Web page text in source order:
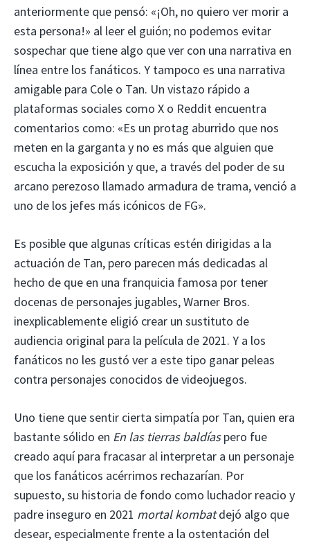
anteriormente que pensó: «¡Oh, no quiero ver morir a
esta persona!» al leer el guión; no podemos evitar
sospechar que tiene algo que ver con una narrativa en
línea entre los fanáticos. Y tampoco es una narrativa
amigable para Cole o Tan. Un vistazo rápido a
plataformas sociales como X o Reddit encuentra
comentarios como: «Es un protag aburrido que nos
meten en la garganta y no es más que alguien que
escucha la exposición y que, a través del poder de su
arcano perezoso llamado armadura de trama, venció a
uno de los jefes más icónicos de FG».
Es posible que algunas críticas estén dirigidas a la
actuación de Tan, pero parecen más dedicadas al
hecho de que en una franquicia famosa por tener
docenas de personajes jugables, Warner Bros.
inexplicablemente eligió crear un sustituto de
audiencia original para la película de 2021. Y a los
fanáticos no les gustó ver a este tipo ganar peleas
contra personajes conocidos de videojuegos.
Uno tiene que sentir cierta simpatía por Tan, quien era
bastante sólido en En las tierras baldíaspero fue
creado aquí para fracasar al interpretar a un personaje
que los fanáticos acérrimos rechazarían. Por
supuesto, su historia de fondo como luchador reacio y
padre inseguro en 2021 mortal kombatdejó algo que
desear, especialmente frente a la ostentación del